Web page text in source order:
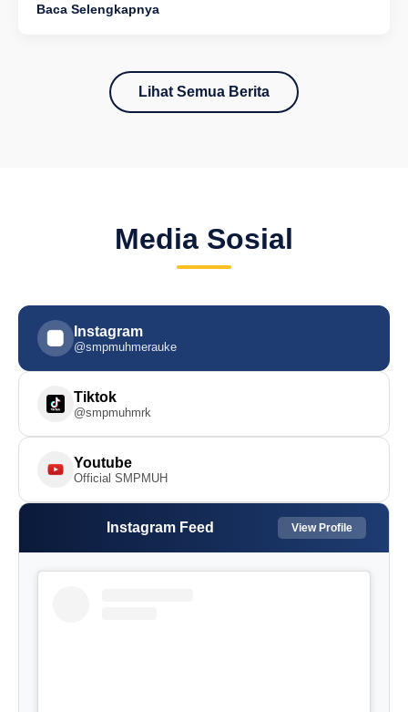
Baca Selengkapnya
Lihat Semua Berita
Media Sosial
Instagram
@smpmuhmerauke
Tiktok
@smpmuhmrk
Youtube
Official SMPMUH
Instagram Feed View Profile